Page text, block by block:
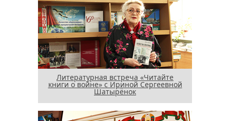
Литературная встреча «Читайте
книги о войне» с Ириной Сергеевной
Шатырёнок